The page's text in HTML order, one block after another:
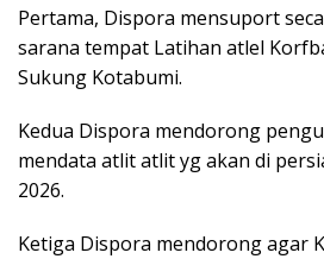
Pertama, Dispora mensuport
sarana tempat Latihan atlel
Sukung Kotabumi.
Kedua Dispora mendorong
mendata atlit atlit yg akan di
2026.
Ketiga Dispora mendorong agar